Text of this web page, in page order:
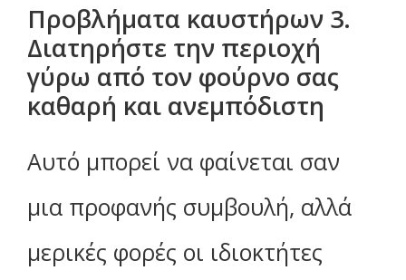
Προβλήματα καυστήρων 3.
Διατηρήστε την περιοχή
γύρω από τον φούρνο σας
καθαρή και ανεμπόδιστη
Αυτό μπορεί να φαίνεται σαν
μια προφανής συμβουλή, αλλά
μερικές φορές οι ιδιοκτήτες